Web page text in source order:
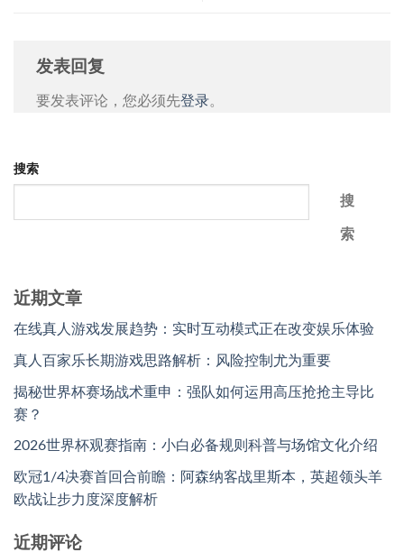
发表回复
要发表评论，您必须先登录。
搜索
搜
索
近期文章
在线真人游戏发展趋势：实时互动模式正在改变娱乐体验
真人百家乐长期游戏思路解析：风险控制尤为重要
揭秘世界杯赛场战术重申：强队如何运用高压抢抢主导比
赛？
2026世界杯观赛指南：小白必备规则科普与场馆文化介绍
欧冠1/4决赛首回合前瞻：阿森纳客战里斯本，英超领头羊
欧战让步力度深度解析
近期评论